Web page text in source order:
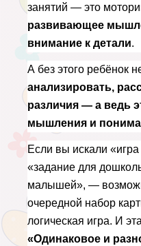
занятий — это
развивающее
внимание к детали.
А без этого ребёнок
анализировать,
различия — а ведь
мышления и
Если вы искали
«задание для
малышей», —
очередной набор
«Одинаковое и